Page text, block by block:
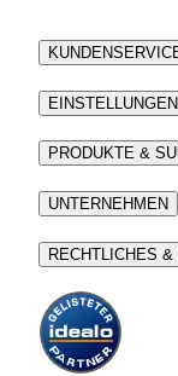
PRODUKTE &
UNTERNEHMEN
RECHTLICHES